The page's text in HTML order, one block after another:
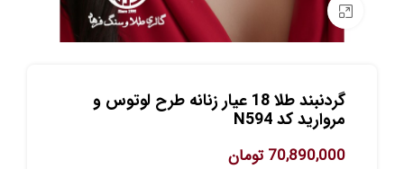
برای بزرگنمایی کلیک کنید
گردنبند طلا 18 عیار زنانه طرح لوتوس و
مروارید کد N594
70,890,000 تومان